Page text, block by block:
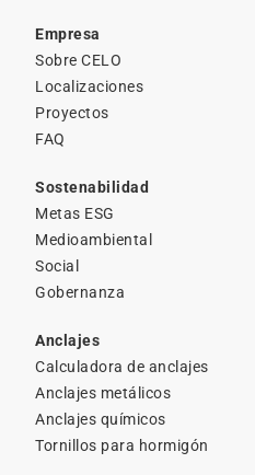
Empresa
Sobre CELO
Localizaciones
Proyectos
FAQ
Sostenabilidad
Metas ESG
Medioambiental
Social
Gobernanza
Anclajes
Calculadora de anclajes
Anclajes metálicos
Anclajes químicos
Tornillos para hormigón